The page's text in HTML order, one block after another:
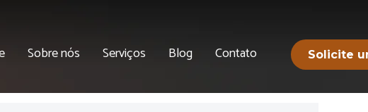
Sobre nós Serviços Blog Contato Solicite